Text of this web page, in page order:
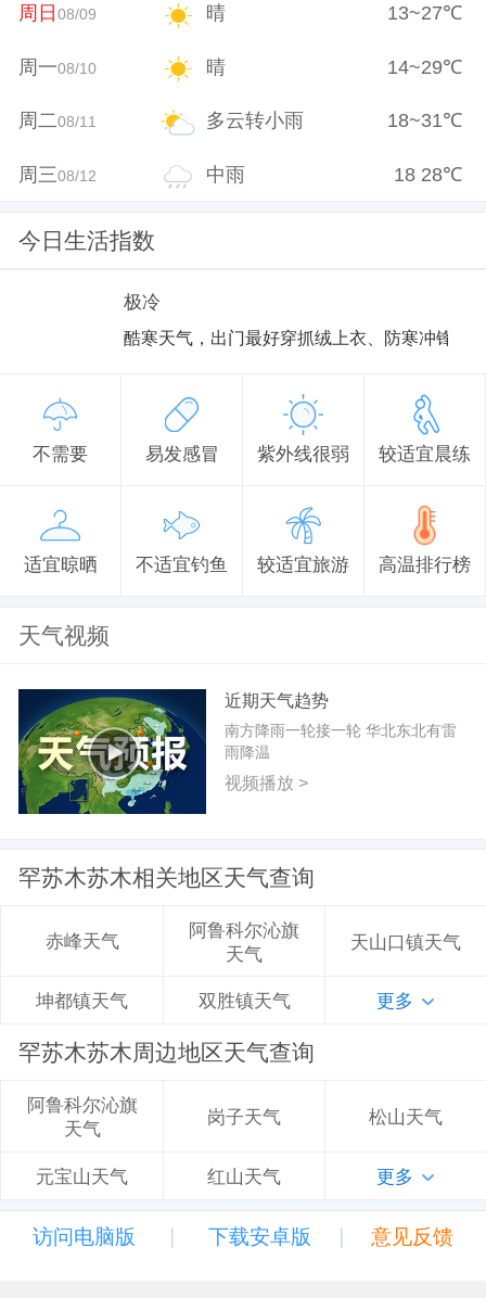
周日08/09 晴 13~27℃
周一08/10 晴 14~29℃
周二08/11 多云转小雨 18~31℃
周三08/12 中雨 18 28℃
今日生活指数
极冷
酷寒天气，出门最好穿抓绒上衣、防寒冲锋衣
不需要 易发感冒 紫外线很弱 较适宜晨练
适宜晾晒 不适宜钓鱼 较适宜旅游 高温排行榜
天气视频
近期天气趋势
南方降雨一轮接一轮 华北东北有雷
雨降温
视频播放 >
罕苏木苏木相关地区天气查询
赤峰天气
阿鲁科尔沁旗
天气
天山口镇天气
坤都镇天气 双胜镇天气 更多
罕苏木苏木周边地区天气查询
阿鲁科尔沁旗
天气
岗子天气 松山天气
元宝山天气 红山天气 更多
访问电脑版 | 下载安卓版 | 意见反馈